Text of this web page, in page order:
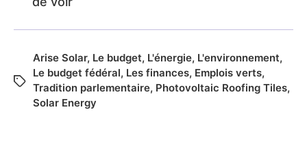
Arise Solar, Le budget, L'énergie, L'environnement,
Le budget fédéral, Les finances, Emplois verts,
Tradition parlementaire, Photovoltaic Roofing Tiles,
Solar Energy